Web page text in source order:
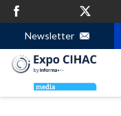
Newsletter